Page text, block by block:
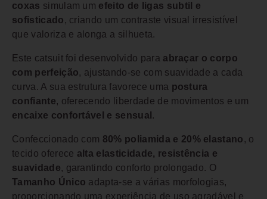
coxas simulam um efeito de ligas subtil e
sofisticado , criando um contraste visual irresistível
que valoriza e alonga a silhueta.
Este catsuit foi desenvolvido para abraçar o corpo
com perfeição, ajustando-se com suavidade a cada
curva. A sua estrutura favorece uma postura
confiante, oferecendo liberdade de movimentos e um
encaixe confortável e sensual .
Confeccionado com 80% poliamida e 20% elastano , o
tecido oferece alta elasticidade, resistência e
suavidade, garantindo conforto prolongado. O
Tamanho Único adapta-se a várias morfologias,
proporcionando uma experiência de uso agradável e